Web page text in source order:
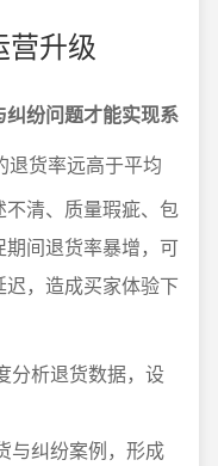
升级
纷问题才能实现系
退货率远高于平均
清、质量瑕疵、包
间退货率暴增，可
，造成买家体验下
分析退货数据，设
与纠纷案例，形成